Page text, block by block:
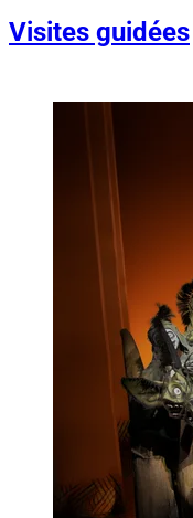
Visites guidées